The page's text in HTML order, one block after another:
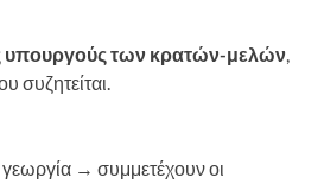
υπουργούς των κρατών-μελών,
συζητείται.
γεωργία → συμμετέχουν οι